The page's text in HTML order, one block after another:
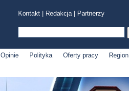
Kontakt Redakcja| Partnerzy
Opinie Polityka Oferty pracy Region